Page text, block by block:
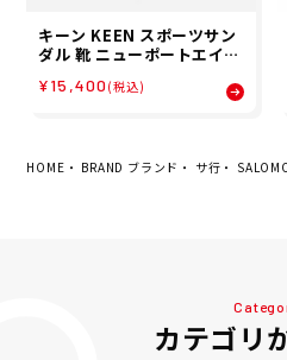
キーン KEEN スポーツサン
ダル 靴 ニューポートエイチ
58 メンズ 男性
¥15,400 (税込)
HOME BRAND ブランド サ行
カテゴリ